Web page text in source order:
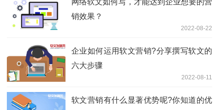
网络软文如何写，才能达到企业想要的营
销效果？
2022-08-22
企业如何运用软文营销?分享撰写软文的
六大步骤
2022-08-11
软文营销有什么显著优势呢?你知道的优